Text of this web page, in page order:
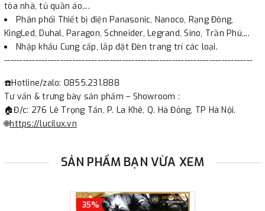
tòa nhà, tủ quần áo,...
Phân phối Thiết bị điện Panasonic, Nanoco, Rạng Đông,
KingLed, Duhal, Paragon, Schneider, Legrand, Sino, Trần Phú,...
Nhập khẩu Cung cấp, lắp đặt Đèn trang trí các loại.
--------------------------------------------------------------------------------
☎️Hotline/zalo: 0855.231.888
Tư vấn & trưng bày sản phẩm – Showroom :
🏠Đ/c: 276 Lê Trọng Tấn, P. La Khê, Q. Hà Đông, TP Hà Nội.
🌐https://lucilux.vn
SẢN PHẨM BẠN VỪA XEM
35%